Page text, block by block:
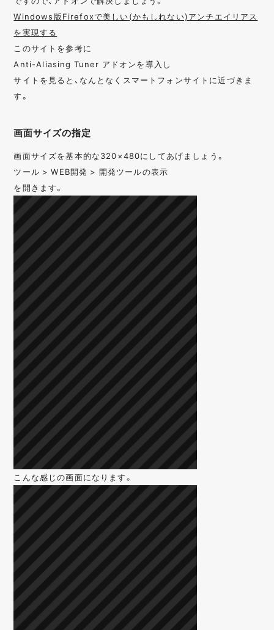
Windows版Firefoxで美しい(かもしれない)アンチエイリアス
を実現する
このサイトを参考に
Anti-Aliasing Tuner アドオンを導入し
サイトを見ると、なんとなくスマートフォンサイトに近づきま
す。
画面サイズの指定
画面サイズを基本的な320×480にしてあげましょう。
ツール > WEB開発 > 開発ツールの表示
を開きます。
こんな感じの画面になります。